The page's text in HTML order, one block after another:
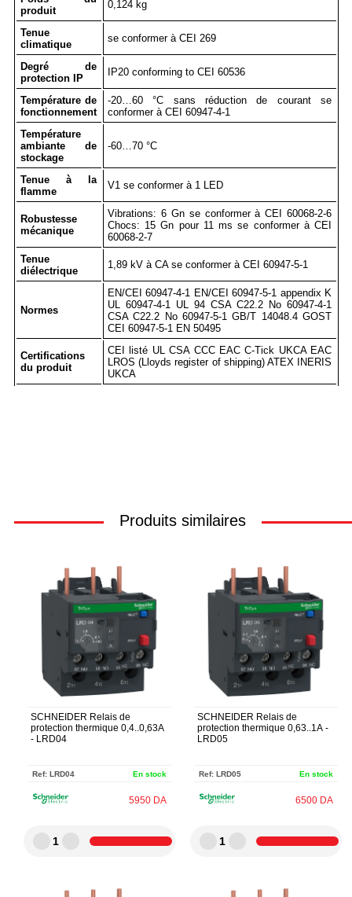
produit
0,124 kg
Tenue
climatique
se conformer à CEI 269
Degré de
protection IP
IP20 conforming to CEI 60536
Température de
fonctionnement
-20…60 °C sans réduction de courant se
conformer à CEI 60947-4-1
Température
ambiante de
stockage
-60…70 °C
Tenue à la
flamme
V1 se conformer à 1 LED
Robustesse
mécanique
Vibrations: 6 Gn se conformer à CEI 60068-2-6
Chocs: 15 Gn pour 11 ms se conformer à CEI
60068-2-7
Tenue
diélectrique
1,89 kV à CA se conformer à CEI 60947-5-1
Normes
EN/CEI 60947-4-1 EN/CEI 60947-5-1 appendix K
UL 60947-4-1 UL 94 CSA C22.2 No 60947-4-1
CSA C22.2 No 60947-5-1 GB/T 14048.4 GOST
CEI 60947-5-1 EN 50495
Certifications
du produit
CEI listé UL CSA CCC EAC C-Tick UKCA EAC
LROS (Lloyds register of shipping) ATEX INERIS
UKCA
Produits similaires
SCHNEIDER Relais de
protection thermique 0,4..0,63A
- LRD04
Ref: LRD04 En stock
5950 DA
1
SCHNEIDER Relais de
protection thermique 0,63..1A -
LRD05
Ref: LRD05 En stock
6500 DA
1